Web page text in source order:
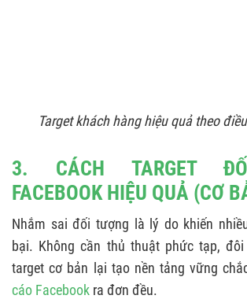
Target khách hàng hiệu quả theo
3. CÁCH TARGET
FACEBOOK HIỆU QUẢ (CƠ
Nhắm sai đối tượng là lý do khiến
bại. Không cần thủ thuật phức tạp,
target cơ bản lại tạo nền tảng vững
cáo Facebook ra đơn đều.